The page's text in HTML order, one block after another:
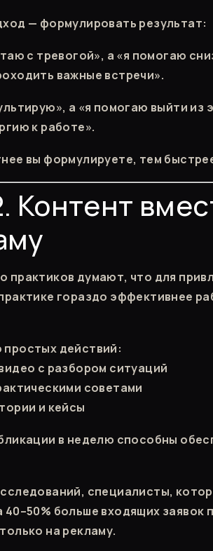
— формулировать результат:
с тревогой», а «я помогаю
важные встречи».
а «я помогаю выйти из
к работе».
вы формулируете, тем
Контент
практиков думают, что для
гораздо эффективнее
действий:
с разбором ситуаций
советами
и кейсы
в неделю способны
специалисты,
40–50% больше входящих заявок
на рекламу.